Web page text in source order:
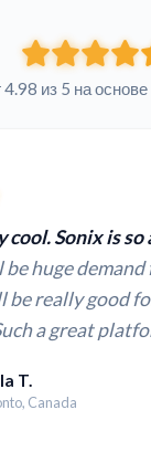
4.98 из 5 на
cool. Sonix is so
be huge
be really good
a great
T.
Canada